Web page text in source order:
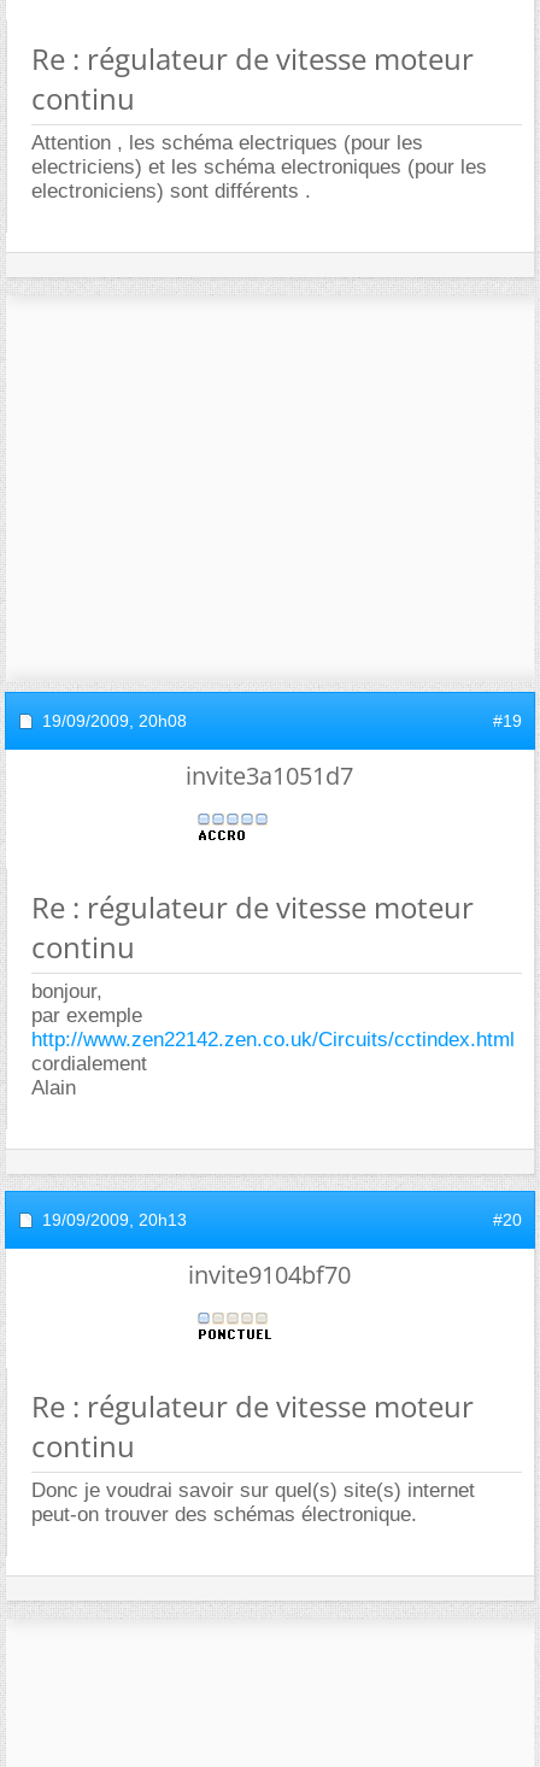
Re : régulateur de vitesse moteur
continu
Attention , les schéma electriques (pour les
electriciens) et les schéma electroniques (pour les
electroniciens) sont différents .
19/09/2009, 20h08 #19
invite3a1051d7
Re : régulateur de vitesse moteur
continu
bonjour,
par exemple
http://www.zen22142.zen.co.uk/Circuits/cctindex.html
cordialement
Alain
19/09/2009, 20h13 #20
invite9104bf70
Re : régulateur de vitesse moteur
continu
Donc je voudrai savoir sur quel(s) site(s) internet
peut-on trouver des schémas électronique.